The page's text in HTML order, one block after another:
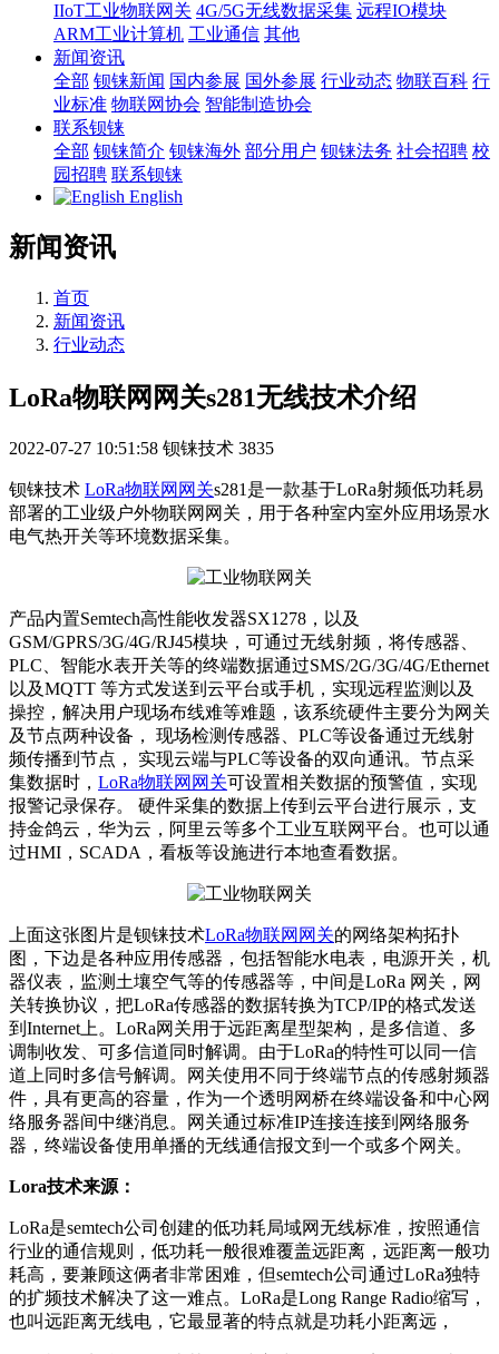
IIoT工业物联网关 4G/5G无线数据采集 远程IO模块
ARM工业计算机 工业通信 其他
新闻资讯
全部 钡铼新闻 国内参展 国外参展 行业动态 物联百科 行
业标准 物联网协会 智能制造协会
联系钡铼
全部 钡铼简介 钡铼海外 部分用户 钡铼法务 社会招聘 校
园招聘 联系钡铼
English
新闻资讯
首页
新闻资讯
行业动态
LoRa物联网网关s281无线技术介绍
2022-07-27 10:51:58 钡铼技术 3835
钡铼技术 LoRa物联网网关s281是一款基于LoRa射频低功耗易
部署的工业级户外物联网网关，用于各种室内室外应用场景水
电气热开关等环境数据采集。
产品内置Semtech高性能收发器SX1278，以及
GSM/GPRS/3G/4G/RJ45模块，可通过无线射频，将传感器、
PLC、智能水表开关等的终端数据通过SMS/2G/3G/4G/Ethernet
以及MQTT 等方式发送到云平台或手机，实现远程监测以及
操控，解决用户现场布线难等难题，该系统硬件主要分为网关
及节点两种设备， 现场检测传感器、PLC等设备通过无线射
频传播到节点， 实现云端与PLC等设备的双向通讯。节点采
集数据时， LoRa物联网网关可设置相关数据的预警值，实现
报警记录保存。 硬件采集的数据上传到云平台进行展示，支
持金鸽云，华为云，阿里云等多个工业互联网平台。也可以通
过HMI，SCADA，看板等设施进行本地查看数据。
上面这张图片是钡铼技术LoRa物联网网关的网络架构拓扑
图，下边是各种应用传感器，包括智能水电表，电源开关，机
器仪表，监测土壤空气等的传感器等，中间是LoRa 网关，网
关转换协议，把LoRa传感器的数据转换为TCP/IP的格式发送
到Internet上。LoRa网关用于远距离星型架构，是多信道、多
调制收发、可多信道同时解调。由于LoRa的特性可以同一信
道上同时多信号解调。网关使用不同于终端节点的传感射频器
件，具有更高的容量，作为一个透明网桥在终端设备和中心网
络服务器间中继消息。网关通过标准IP连接连接到网络服务
器，终端设备使用单播的无线通信报文到一个或多个网关。
Lora技术来源：
LoRa是semtech公司创建的低功耗局域网无线标准，按照通信
行业的通信规则，低功耗一般很难覆盖远距离，远距离一般功
耗高，要兼顾这俩者非常困难，但semtech公司通过LoRa独特
的扩频技术解决了这一难点。LoRa是Long Range Radio缩写，
也叫远距离无线电，它最显著的特点就是功耗小距离远，